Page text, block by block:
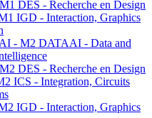
DES - Recherche en Design
IGD - Interaction, Graphics
- M2 DATAAI - Data and
DES - Recherche en Design
ICS - Integration, Circuits
IGD - Interaction, Graphics